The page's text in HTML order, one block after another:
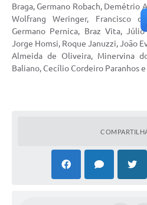
Legislação
Perguntas Frequentes
Transparência
Braga, Germano Robach, Demétrio
Wolfrang Weringer, Francisco
Germano Pernica, Braz Vita,
Jorge Homsi, Roque Januzzi, João
Almeida de Oliveira, Minervina
Baliano, Cecílio Cordeiro Paranhos